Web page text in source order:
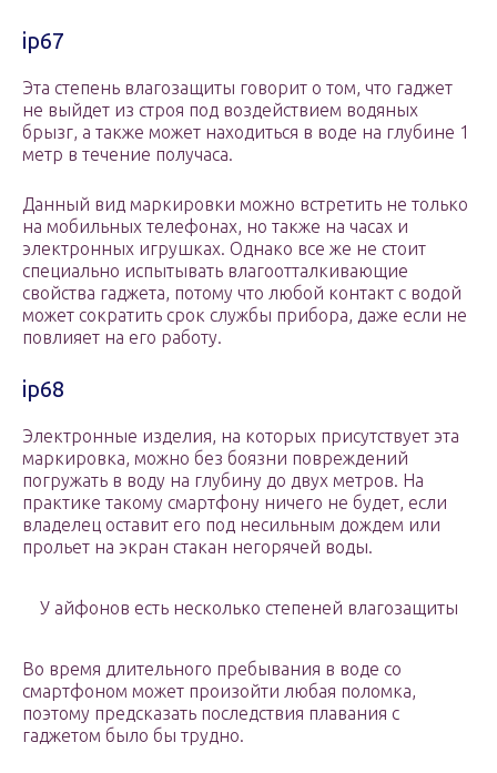
ip67
Эта степень влагозащиты говорит о том, что гаджет
не выйдет из строя под воздействием водяных
брызг, а также может находиться в воде на глубине 1
метр в течение получаса.
Данный вид маркировки можно встретить не только
на мобильных телефонах, но также на часах и
электронных игрушках. Однако все же не стоит
специально испытывать влагоотталкивающие
свойства гаджета, потому что любой контакт с водой
может сократить срок службы прибора, даже если не
повлияет на его работу.
ip68
Электронные изделия, на которых присутствует эта
маркировка, можно без боязни повреждений
погружать в воду на глубину до двух метров. На
практике такому смартфону ничего не будет, если
владелец оставит его под несильным дождем или
прольет на экран стакан негорячей воды.
У айфонов есть несколько степеней влагозащиты
Во время длительного пребывания в воде со
смартфоном может произойти любая поломка,
поэтому предсказать последствия плавания с
гаджетом было бы трудно.